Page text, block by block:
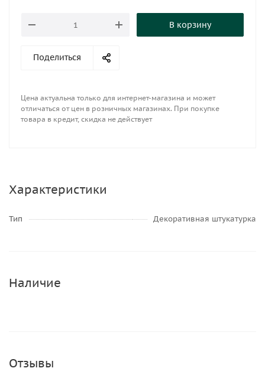
В корзину
Поделиться
Цена актуальна только для интернет-магазина и может
отличаться от цен в розничных магазинах. При покупке
товара в кредит, скидка не действует
Характеристики
Тип Декоративная штукатурка
Наличие
Отзывы